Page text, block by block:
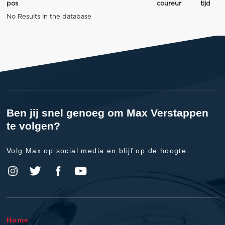
pos coureur
tijd
No Results in the database
Ben jij snel genoeg om Max Verstappen
te volgen?
Volg Max op social media en blijf op de hoogte.
Home